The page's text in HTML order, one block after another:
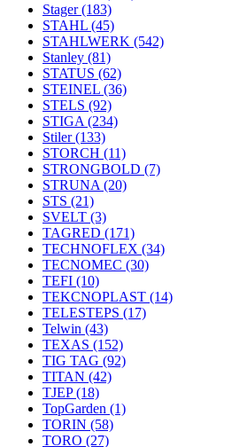
Stager(183)
STAHL (45)
STAHLWERK (542)
Stanley (81)
STATUS (62)
STEINEL (36)
STELS (92)
STIGA (234)
Stiler(133)
STORCH (11)
STRONGBOLD (7)
STRUNA (20)
STS (21)
SVELT (3)
TAGRED (171)
TECHNOFLEX (34)
TECNOMEC (30)
TEFI (10)
TEKCNOPLAST (14)
TELESTEPS (17)
Telwin (43)
TEXAS (152)
TIG TAG (92)
TITAN (42)
TJEP(18)
TopGarden (1)
TORIN (58)
TORO (27)